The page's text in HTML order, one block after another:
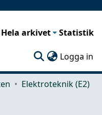
Hela arkivet Statistik
Logga in
Elektroteknik (E2)